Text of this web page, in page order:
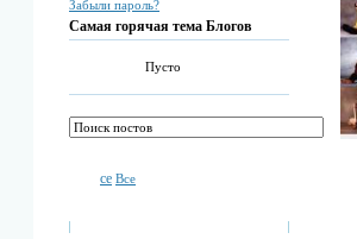
Забыли пароль?
Самая горячая тема Блогов
Пусто
се Все